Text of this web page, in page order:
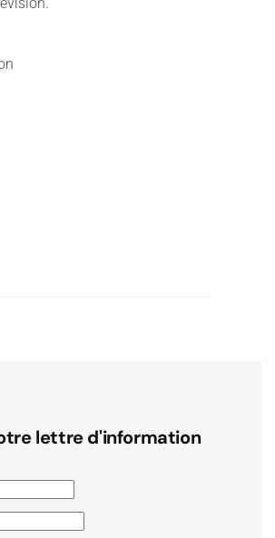
lettre d'information